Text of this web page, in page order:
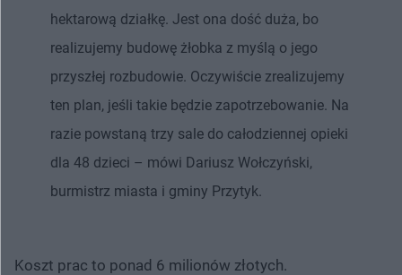
hektarową działkę. Jest ona dość duża, bo
realizujemy budowę żłobka z myślą o jego
przyszłej rozbudowie. Oczywiście zrealizujemy
ten plan, jeśli takie będzie zapotrzebowanie. Na
razie powstaną trzy sale do całodziennej opieki
dla 48 dzieci – mówi Dariusz Wołczyński,
burmistrz miasta i gminy Przytyk.
Koszt prac to ponad 6 milionów złotych.